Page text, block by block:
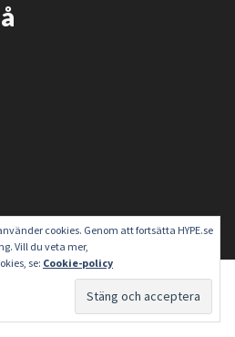
cookies. Genom att fortsätta HYPE.se
Vill du veta mer,
se: Cookie-policy